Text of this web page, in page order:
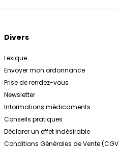
Divers
Lexique
Envoyer mon ordonnance
Prise de rendez-vous
Newsletter
Informations médicaments
Conseils pratiques
Déclarer un effet indésirable
Conditions Générales de Vente